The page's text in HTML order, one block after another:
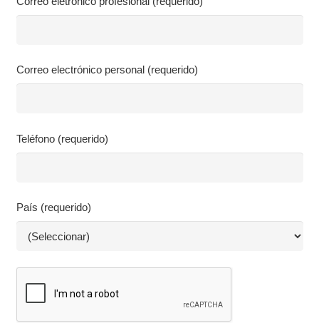
Correo electrónico personal (requerido)
Teléfono (requerido)
País (requerido)